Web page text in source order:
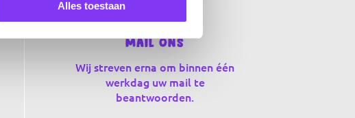
Alles toestaan
Mail ons
Wij streven erna om binnen één
werkdag uw mail te
beantwoorden.